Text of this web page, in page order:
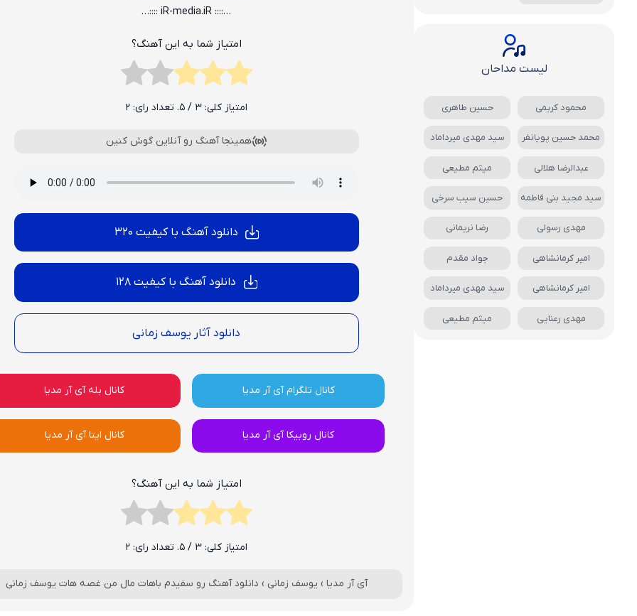
…:::: iR-media.iR ::::…
امتیاز شما به این آهنگ؟
امتیاز کلی: 3 / 5. تعداد رای: 2
همینجا آهنگ رو آنلاین گوش کنین
دانلود آهنگ با کیفیت 320
دانلود آهنگ با کیفیت 128
دانلود آثار یوسف زمانی
کانال تلگرام آی آر مدیا کانال بله آی آر مدیا
کانال روبیکا آی آر مدیا کانال ایتا آی آر مدیا
امتیاز شما به این آهنگ؟
امتیاز کلی: 3 / 5. تعداد رای: 2
آی آر مدیا › یوسف زمانی › دانلود آهنگ رو سفیدم باهات مال من غصه هات یوسف زمانی
لیست مداحان
محمود کریمی حسین طاهری
محمد حسین پویانفر سید مهدی میرداماد
عبدالرضا هلالی میثم مطیعی
سید مجید بنی فاطمه حسین سیب سرخی
مهدی رسولی رضا نریمانی
امیر کرمانشاهی جواد مقدم
امیر کرمانشاهی سید مهدی میرداماد
مهدی رعنایی میثم مطیعی